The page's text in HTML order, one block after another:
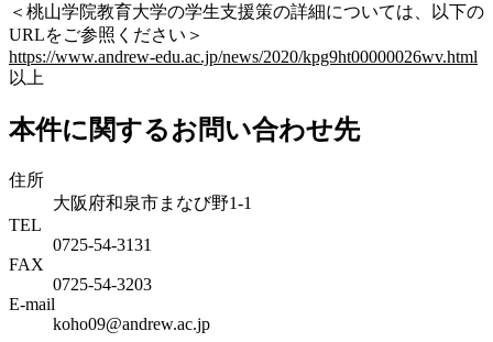
＜桃山学院教育大学の学生支援策の詳細については、以下の
URLをご参照ください＞
https://www.andrew-edu.ac.jp/news/2020/kpg9ht00000026wv.html
以上
本件に関するお問い合わせ先
住所
大阪府和泉市まなび野1-1
TEL
0725-54-3131
FAX
0725-54-3203
E-mail
koho09@andrew.ac.jp